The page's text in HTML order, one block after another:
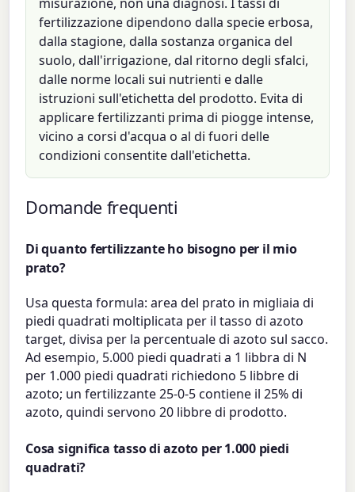
fertilizzazione dipendono dalla specie erbosa,
dalla stagione, dalla sostanza organica del
suolo, dall'irrigazione, dal ritorno degli sfalci,
dalle norme locali sui nutrienti e dalle
istruzioni sull'etichetta del prodotto. Evita di
applicare fertilizzanti prima di piogge intense,
vicino a corsi d'acqua o al di fuori delle
condizioni consentite dall'etichetta.
Domande frequenti
Di quanto fertilizzante ho bisogno per il mio
prato?
Usa questa formula: area del prato in migliaia di
piedi quadrati moltiplicata per il tasso di azoto
target, divisa per la percentuale di azoto sul sacco.
Ad esempio, 5.000 piedi quadrati a 1 libbra di N
per 1.000 piedi quadrati richiedono 5 libbre di
azoto; un fertilizzante 25-0-5 contiene il 25% di
azoto, quindi servono 20 libbre di prodotto.
Cosa significa tasso di azoto per 1.000 piedi
quadrati?